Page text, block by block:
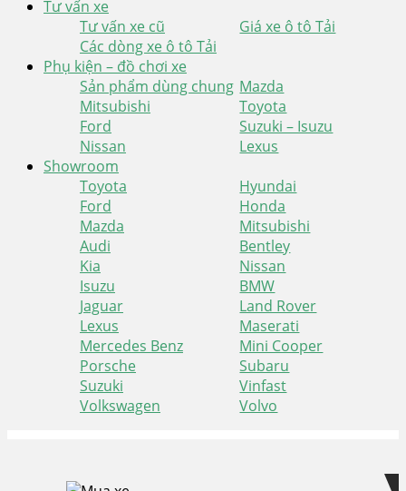
Tư vấn xe
Tư vấn xe cũ
Giá xe ô tô Tải
Các dòng xe ô tô Tải
Phụ kiện – đồ chơi xe
Sản phẩm dùng chung Mazda
Mitsubishi
Toyota
Ford
Suzuki – Isuzu
Nissan
Lexus
Showroom
Toyota
Hyundai
Ford
Honda
Mazda
Mitsubishi
Audi
Bentley
Kia
Nissan
Isuzu
BMW
Jaguar
Land Rover
Lexus
Maserati
Mercedes Benz
Mini Cooper
Porsche
Subaru
Suzuki
Vinfast
Volkswagen
Volvo
navigation